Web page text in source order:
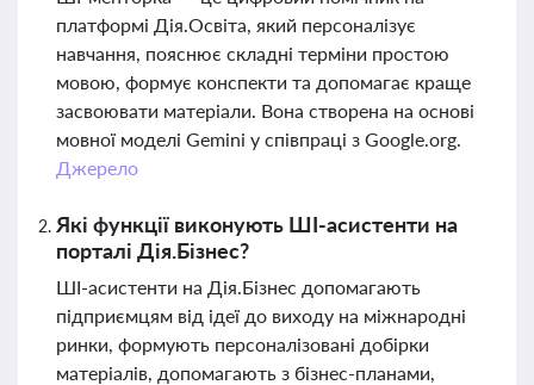
платформі Дія.Освіта, який персоналізує
навчання, пояснює складні терміни простою
мовою, формує конспекти та допомагає краще
засвоювати матеріали. Вона створена на основі
мовної моделі Gemini у співпраці з Google.org.
Джерело
Які функції виконують ШІ-асистенти на
порталі Дія.Бізнес?
ШІ-асистенти на Дія.Бізнес допомагають
підприємцям від ідеї до виходу на міжнародні
ринки, формують персоналізовані добірки
матеріалів, допомагають з бізнес-планами,